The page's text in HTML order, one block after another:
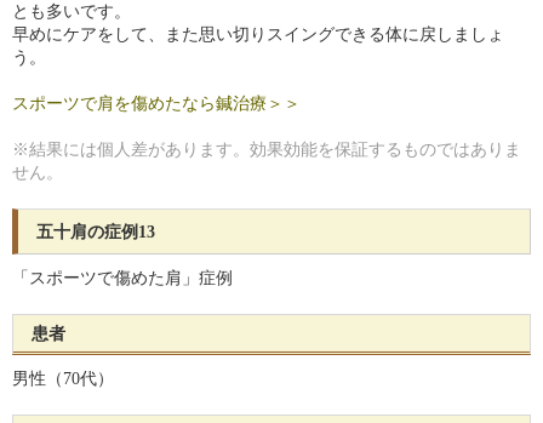
とも多いです。
早めにケアをして、また思い切りスイングできる体に戻しましょ
う。
スポーツで肩を傷めたなら鍼治療＞＞
※結果には個人差があります。効果効能を保証するものではありま
せん。
五十肩の症例13
「スポーツで傷めた肩」症例
患者
男性（70代）